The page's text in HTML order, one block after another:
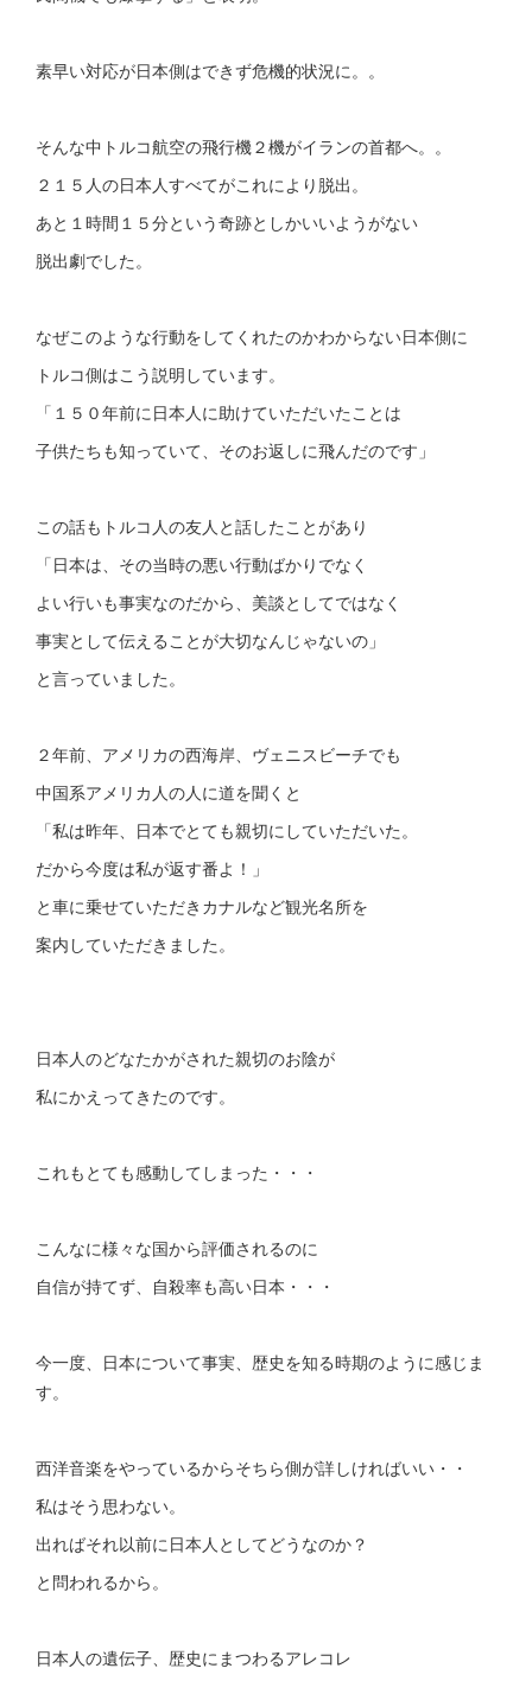
素早い対応が日本側はできず危機的状況に。。
そんな中トルコ航空の飛行機２機がイランの首都へ。。
２１５人の日本人すべてがこれにより脱出。
あと１時間１５分という奇跡としかいいようがない
脱出劇でした。
なぜこのような行動をしてくれたのかわからない日本側に
トルコ側はこう説明しています。
「１５０年前に日本人に助けていただいたことは
子供たちも知っていて、そのお返しに飛んだのです」
この話もトルコ人の友人と話したことがあり
「日本は、その当時の悪い行動ばかりでなく
よい行いも事実なのだから、美談としてではなく
事実として伝えることが大切なんじゃないの」
と言っていました。
２年前、アメリカの西海岸、ヴェニスビーチでも
中国系アメリカ人の人に道を聞くと
「私は昨年、日本でとても親切にしていただいた。
だから今度は私が返す番よ！」
と車に乗せていただきカナルなど観光名所を
案内していただきました。
日本人のどなたかがされた親切のお陰が
私にかえってきたのです。
これもとても感動してしまった・・・
こんなに様々な国から評価されるのに
自信が持てず、自殺率も高い日本・・・
今一度、日本について事実、歴史を知る時期のように感じま
す。
西洋音楽をやっているからそちら側が詳しければいい・・
私はそう思わない。
出ればそれ以前に日本人としてどうなのか？
と問われるから。
日本人の遺伝子、歴史にまつわるアレコレ